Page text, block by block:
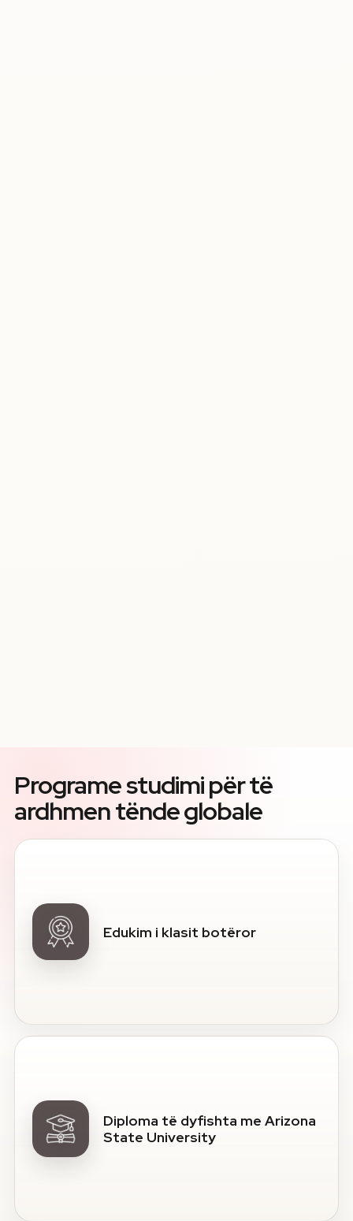
Programe studimi për të
ardhmen tënde globale
Edukim i klasit botëror
Diploma të dyfishta me Arizona
State University